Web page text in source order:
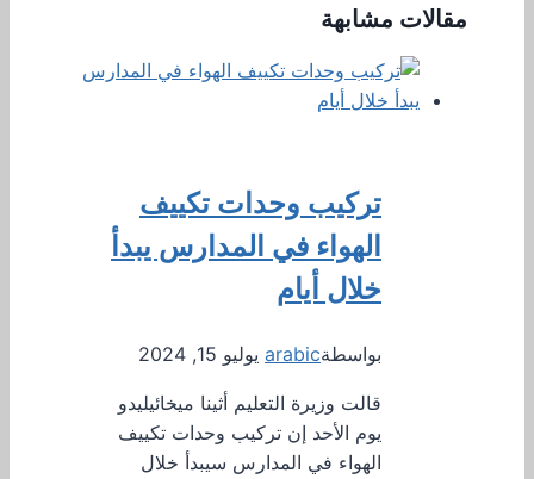
مقالات مشابهة
تركيب وحدات تكييف
الهواء في المدارس يبدأ
خلال أيام
بواسطةarabic يوليو 15, 2024
قالت وزيرة التعليم أثينا ميخائيليدو
يوم الأحد إن تركيب وحدات تكييف
الهواء في المدارس سيبدأ خلال